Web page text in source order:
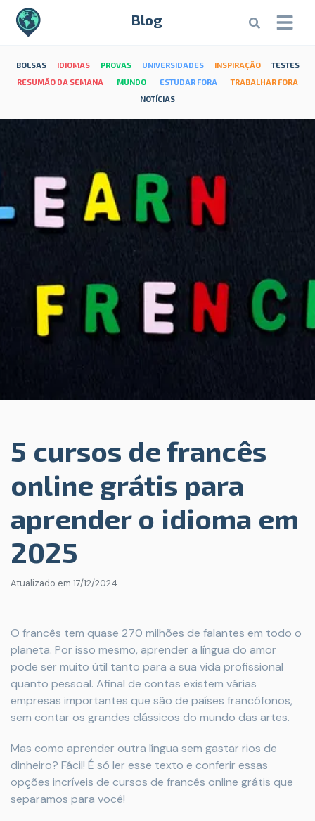
Blog
BOLSAS IDIOMAS PROVAS UNIVERSIDADES INSPIRAÇÃO
TESTES
RESUMÃO DA SEMANA
MUNDO ESTUDAR FORA
TRABALHAR FORA
NOTÍCIAS
5 cursos de francês
online grátis para
aprender o idioma em
2025
Atualizado em 17/12/2024
O francês tem quase 270 milhões de falantes em todo o
planeta. Por isso mesmo, aprender a língua do amor
pode ser muito útil tanto para a sua vida profissional
quanto pessoal. Afinal de contas existem várias
empresas importantes que são de países francófonos,
sem contar os grandes clássicos do mundo das artes.
Mas como aprender outra língua sem gastar rios de
dinheiro? Fácil! É só ler esse texto e conferir essas
opções incríveis de cursos de francês online grátis que
separamos para você!